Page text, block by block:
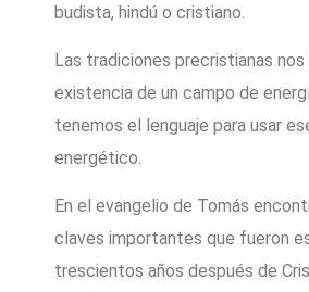
budista, hindú o cristiano.
Las tradiciones precristianas nos
existencia de un campo de
tenemos el lenguaje para usar
energético.
En el evangelio de Tomás
claves importantes que fueron
trescientos años después de